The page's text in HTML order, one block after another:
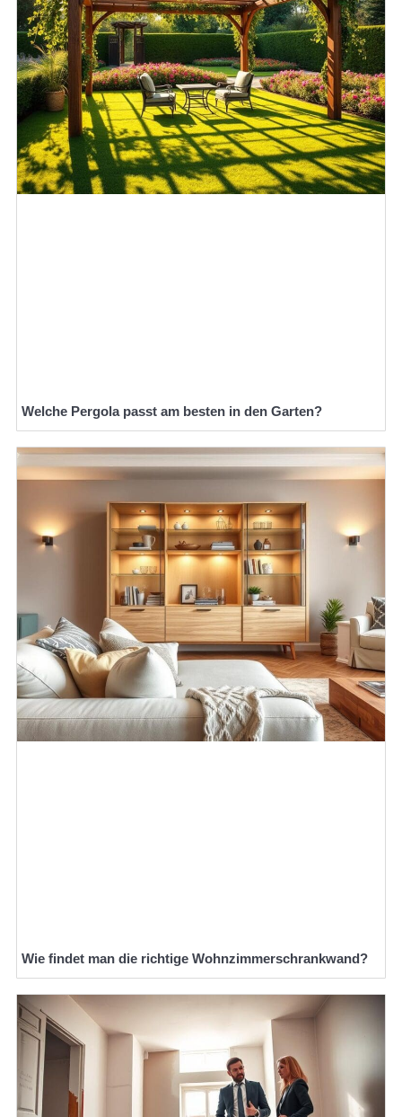
Welche Pergola passt am besten in den Garten?
Wie findet man die richtige Wohnzimmerschrankwand?